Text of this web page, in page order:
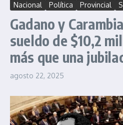
Nacional Política Provincial
Gadano y
sueldo de $10,2
más que una
agosto 22, 2025